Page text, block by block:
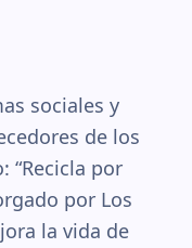
sociales y
de los
“Recicla por
por Los
la vida de